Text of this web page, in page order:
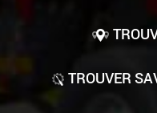
TROUVER